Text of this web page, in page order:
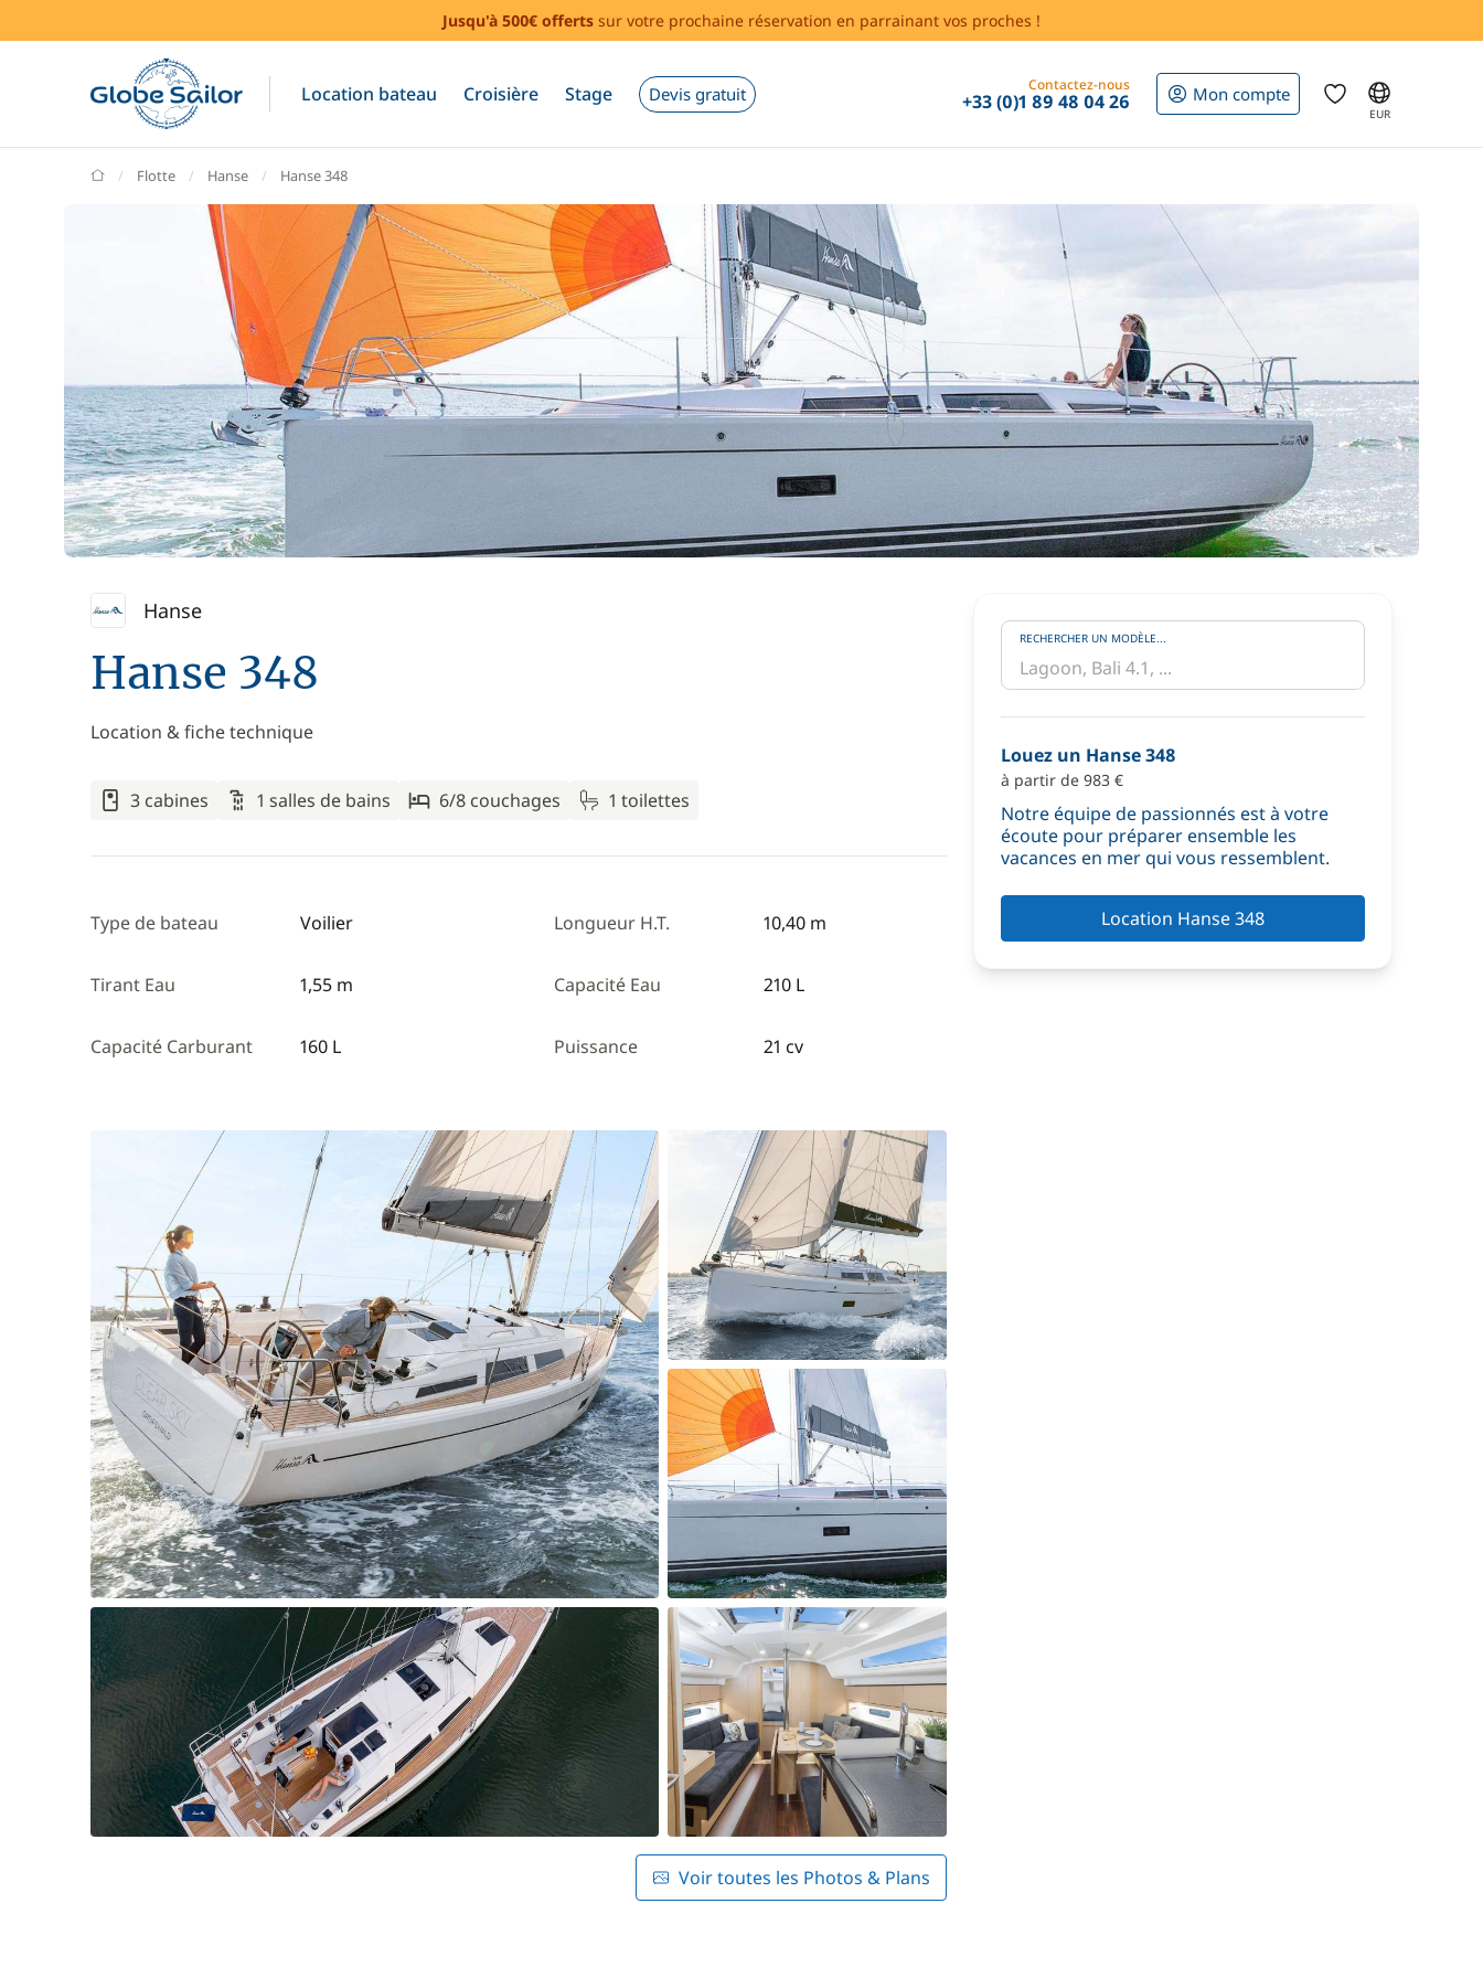
Jusqu'à 500€ offerts sur votre prochaine réservation en parrainant vos proches !
Location bateau Croisière Stage Devis gratuit Contactez-nous
+33 (0)1 89 48 04 26 Mon compte
EUR
GlobeSailor
Flotte Hanse Hanse 348
Hanse
Hanse 348
Location & fiche technique
3 cabines 1 salles de bains 6/8 couchages 1 toilettes
Type de bateau Voilier Longueur H.T. 10,40 m
Tirant Eau 1,55 m Capacité Eau 210 L
Capacité Carburant 160 L Puissance 21 cv
Voir toutes les Photos & Plans
RECHERCHER UN MODÈLE...
Louez un Hanse 348
à partir de 983 €
Notre équipe de passionnés est à votre
écoute pour préparer ensemble les
vacances en mer qui vous ressemblent.
Location Hanse 348